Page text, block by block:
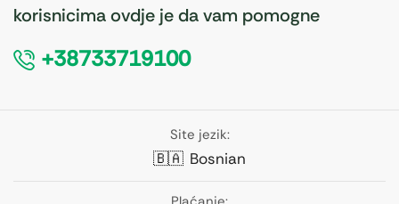
korisnicima ovdje je da vam pomogne
+38733719100
Site jezik:
🇧🇦 Bosnian